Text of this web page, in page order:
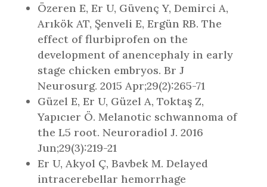
Özeren E, Er U, Güvenç Y, Demirci A,
Arıkök AT, Şenveli E, Ergün RB. The
effect of flurbiprofen on the
development of anencephaly in early
stage chicken embryos. Br J
Neurosurg. 2015 Apr;29(2):265-71
Güzel E, Er U, Güzel A, Toktaş Z,
Yapıcıer Ö. Melanotic schwannoma of
the L5 root. Neuroradiol J. 2016
Jun;29(3):219-21
Er U, Akyol Ç, Bavbek M. Delayed
intracerebellar hemorrhage